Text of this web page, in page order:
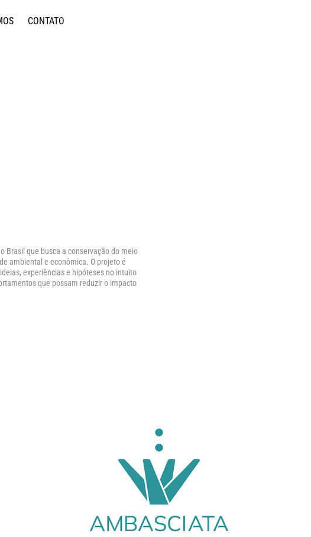
CONTATO
Brasil que busca a conservação do meio
ambiental e econômica. O projeto é
experiências e hipóteses no intuito
que possam reduzir o impacto